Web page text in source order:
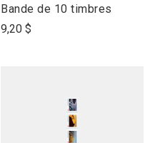
to
open
Bande de 10 timbres
9,20 $